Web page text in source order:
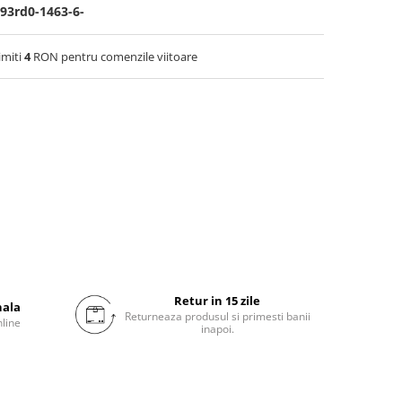
1463-6-
4RON pentru comenzile viitoare
Retur in 15 zile
Returneaza produsul si primesti banii
inapoi.